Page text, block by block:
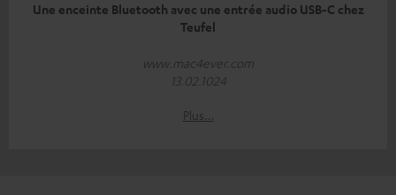
Une enceinte Bluetooth avec une entrée audio USB-C chez
Teufel
www.mac4ever.com
13.02.1024
Plus…